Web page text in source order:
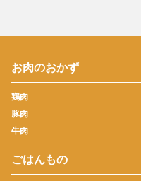
お肉のおかず
鶏肉
豚肉
牛肉
ごはんもの